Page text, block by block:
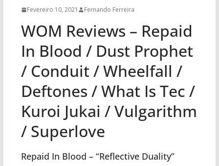
Fevereiro 10, 2021 Fernando Ferreira
WOM Reviews – Repaid
In Blood / Dust Prophet
/ Conduit / Wheelfall /
Deftones / What Is Tec /
Kuroi Jukai / Vulgarithm
/ Superlove
Repaid In Blood – “Reflective Duality”